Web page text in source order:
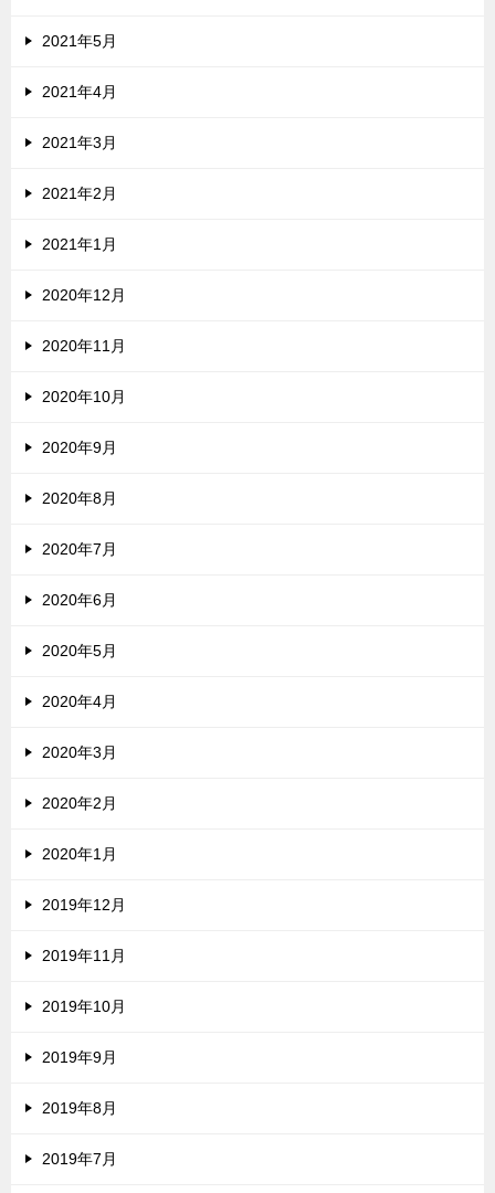
2021年5月
2021年4月
2021年3月
2021年2月
2021年1月
2020年12月
2020年11月
2020年10月
2020年9月
2020年8月
2020年7月
2020年6月
2020年5月
2020年4月
2020年3月
2020年2月
2020年1月
2019年12月
2019年11月
2019年10月
2019年9月
2019年8月
2019年7月